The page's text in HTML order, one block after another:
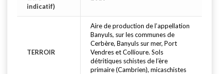
indicatif)
TERROIR
Aire de production de l’appellation
Banyuls, sur les communes de
Cerbère, Banyuls sur mer, Port
Vendres et Collioure. Sols
détritiques schistes de l’ère
primaire (Cambrien), micaschistes